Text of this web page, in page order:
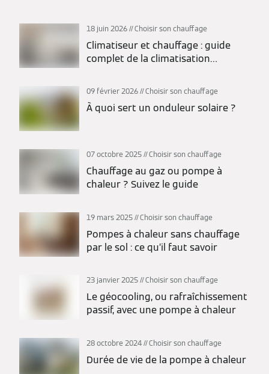
18 juin 2026 Choisir son chauffage
Climatiseur et chauffage : guide
complet de la climatisation
09 février 2026 Choisir son chauffage
À quoi sert un onduleur solaire ?
07 octobre 2025 Choisir son chauffage
Chauffage au gaz ou pompe à
chaleur ? Suivez le guide
19 mars 2025 Choisir son chauffage
Pompes à chaleur sans chauffage
par le sol : ce qu’il faut savoir
23 janvier 2025 Choisir son chauffage
Le géocooling, ou rafraîchissement
passif, avec une pompe à chaleur
28 octobre 2024 Choisir son chauffage
Durée de vie de la pompe à chaleur